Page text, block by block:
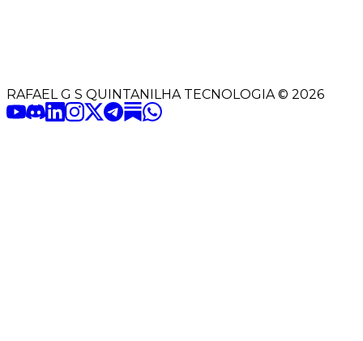
RAFAEL G S QUINTANILHA TECNOLOGIA© 2026